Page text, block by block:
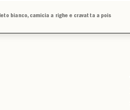
bianco, camicia a righe e cravatta a pois